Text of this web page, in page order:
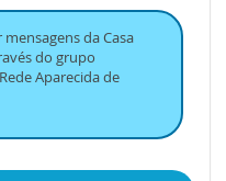
da Casa
do grupo
Aparecida de